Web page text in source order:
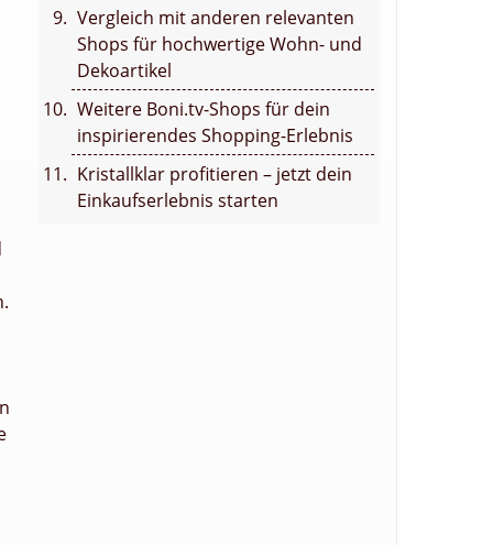
Vergleich mit anderen relevanten
Shops für hochwertige Wohn- und
Dekoartikel
Weitere Boni.tv-Shops für dein
inspirierendes Shopping-Erlebnis
Kristallklar profitieren – jetzt dein
Einkaufserlebnis starten